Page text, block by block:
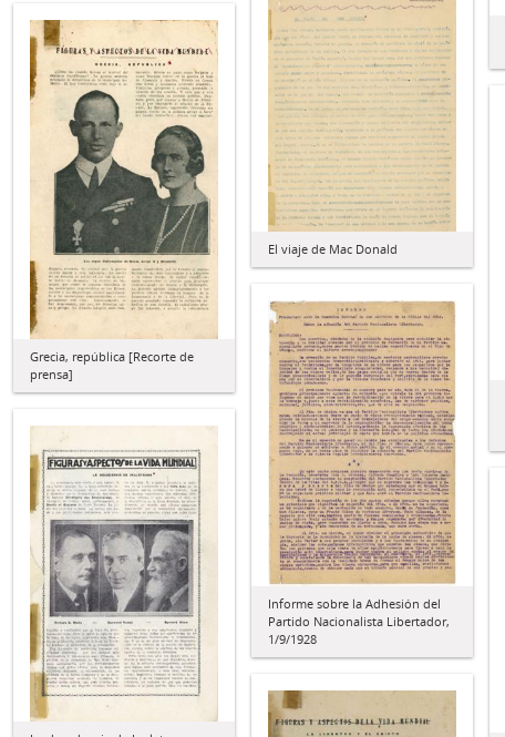
El viaje de Mac Donald
Grecia, república [Recorte de
prensa]
Informe sobre la Adhesión del
Partido Nacionalista Libertador,
1/9/1928